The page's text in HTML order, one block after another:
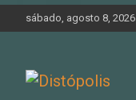
Skip
sábado, agosto 8, 2026